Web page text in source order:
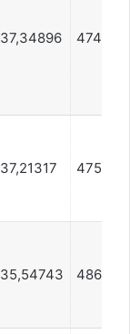
474707
475374
486720